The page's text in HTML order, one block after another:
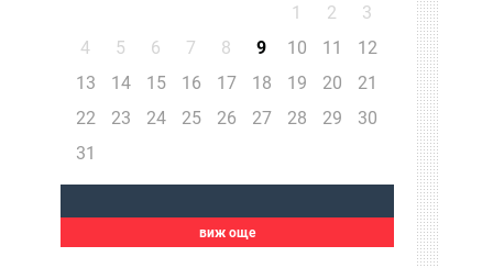
1
2
3
4
5 6 7 8 9 10 11
12
13
14 15 16 17 18 19 20
21
22
23 24 25 26 27 28 29
30
31
виж още